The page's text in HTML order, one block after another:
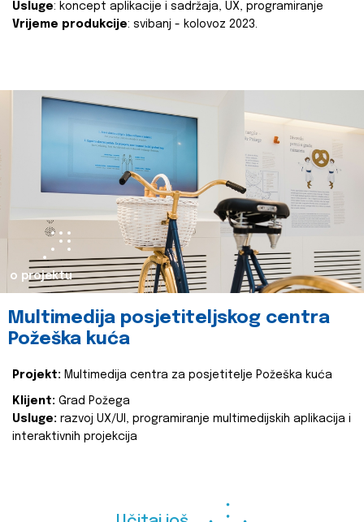
Usluge: koncept aplikacije i sadržaja, UX, programiranje
Vrijeme produkcije: svibanj - kolovoz 2023.
o projektu
Multimedija posjetiteljskog centra
Požeška kuća
Projekt: Multimedija centra za posjetitelje Požeška kuća
Klijent: Grad Požega
Usluge: razvoj UX/UI, programiranje multimedijskih aplikacija i
interaktivnih projekcija